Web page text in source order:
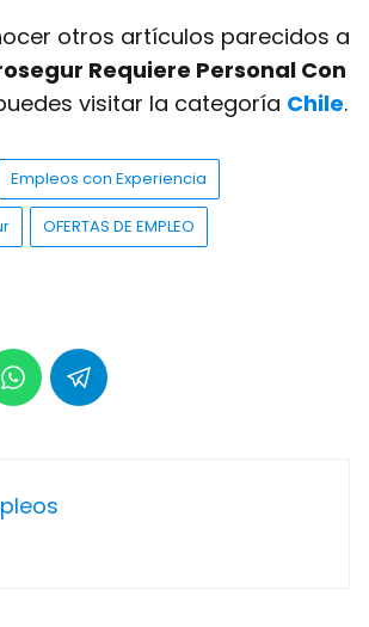
otros artículos parecidos a
Requiere Personal Con
visitar la categoría Chile.
Empleos con Experiencia
OFERTAS DE EMPLEO